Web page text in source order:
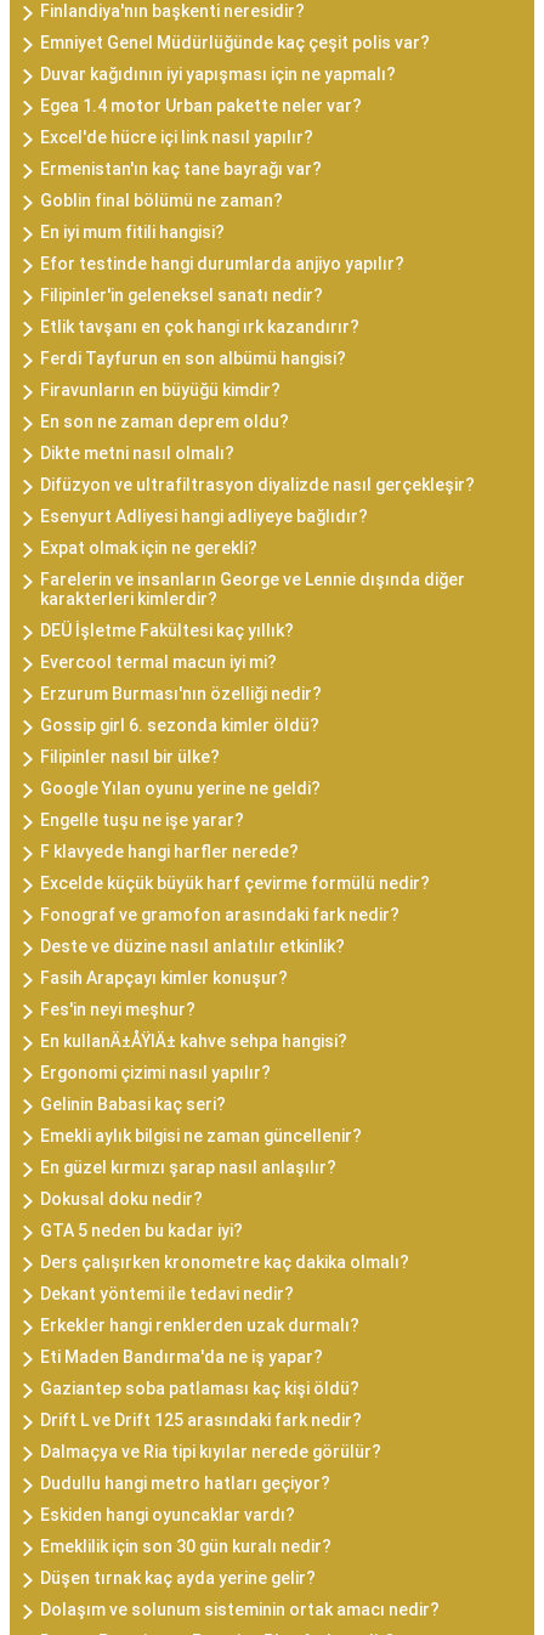
Finlandiya'nın başkenti neresidir?
Emniyet Genel Müdürlüğünde kaç çeşit polis var?
Duvar kağıdının iyi yapışması için ne yapmalı?
Egea 1.4 motor Urban pakette neler var?
Excel'de hücre içi link nasıl yapılır?
Ermenistan'ın kaç tane bayrağı var?
Goblin final bölümü ne zaman?
En iyi mum fitili hangisi?
Efor testinde hangi durumlarda anjiyo yapılır?
Filipinler'in geleneksel sanatı nedir?
Etlik tavşanı en çok hangi ırk kazandırır?
Ferdi Tayfurun en son albümü hangisi?
Firavunların en büyüğü kimdir?
En son ne zaman deprem oldu?
Dikte metni nasıl olmalı?
Difüzyon ve ultrafiltrasyon diyalizde nasıl gerçekleşir?
Esenyurt Adliyesi hangi adliyeye bağlıdır?
Expat olmak için ne gerekli?
Farelerin ve insanların George ve Lennie dışında diğer
karakterleri kimlerdir?
DEÜ İşletme Fakültesi kaç yıllık?
Evercool termal macun iyi mi?
Erzurum Burması'nın özelliği nedir?
Gossip girl 6. sezonda kimler öldü?
Filipinler nasıl bir ülke?
Google Yılan oyunu yerine ne geldi?
Engelle tuşu ne işe yarar?
F klavyede hangi harfler nerede?
Excelde küçük büyük harf çevirme formülü nedir?
Fonograf ve gramofon arasındaki fark nedir?
Deste ve düzine nasıl anlatılır etkinlik?
Fasih Arapçayı kimler konuşur?
Fes'in neyi meşhur?
En kullanÄ±ÅŸlÄ± kahve sehpa hangisi?
Ergonomi çizimi nasıl yapılır?
Gelinin Babasi kaç seri?
Emekli aylık bilgisi ne zaman güncellenir?
En güzel kırmızı şarap nasıl anlaşılır?
Dokusal doku nedir?
GTA 5 neden bu kadar iyi?
Ders çalışırken kronometre kaç dakika olmalı?
Dekant yöntemi ile tedavi nedir?
Erkekler hangi renklerden uzak durmalı?
Eti Maden Bandırma'da ne iş yapar?
Gaziantep soba patlaması kaç kişi öldü?
Drift L ve Drift 125 arasındaki fark nedir?
Dalmaçya ve Ria tipi kıyılar nerede görülür?
Dudullu hangi metro hatları geçiyor?
Eskiden hangi oyuncaklar vardı?
Emeklilik için son 30 gün kuralı nedir?
Düşen tırnak kaç ayda yerine gelir?
Dolaşım ve solunum sisteminin ortak amacı nedir?